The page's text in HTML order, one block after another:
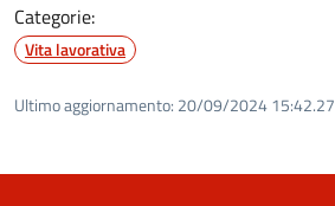
Categorie:
Vita lavorativa
Ultimo aggiornamento: 20/09/2024 15:42.27